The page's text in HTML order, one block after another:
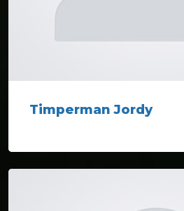
Timperman Jordy